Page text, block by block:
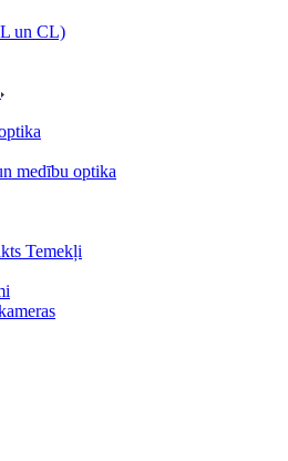
un CL)
medību optika
Temekļi